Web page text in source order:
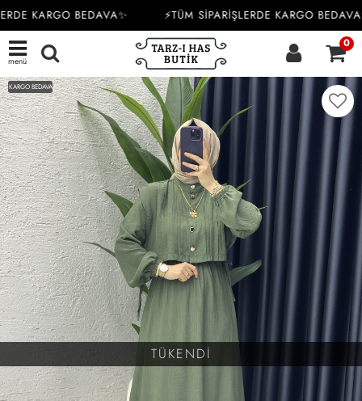
KARGO BEDAVA✨ ⚡TÜM SİPARİŞLERDE KARGO
menü
0
TÜKENDİ
KARGO BEDAVA